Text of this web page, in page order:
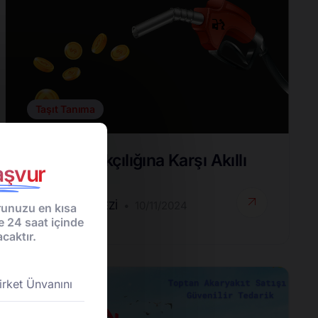
Taşıt Tanıma
Yakıt Kaçakçılığına Karşı Akıllı
Çözümler
DESTEK MERKEZI
en kısa
24 saat içinde